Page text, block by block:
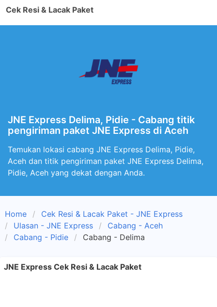
Cek Resi & Lacak Paket
JNE Express Delima, Pidie - Cabang titik
pengiriman paket JNE Express di Aceh
Temukan lokasi cabang JNE Express Delima, Pidie,
Aceh dan titik pengiriman paket JNE Express Delima,
Pidie, Aceh yang dekat dengan Anda.
Home
Cek Resi & Lacak Paket - JNE Express
Ulasan - JNE Express
Cabang - Aceh
Cabang - Pidie
Cabang - Delima
JNE Express Cek Resi & Lacak Paket